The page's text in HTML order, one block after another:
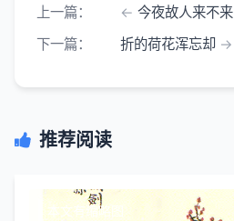
上一篇：
今夜故人来不来
下一篇：
折的荷花浑忘却
推荐阅读
本文有缩略图